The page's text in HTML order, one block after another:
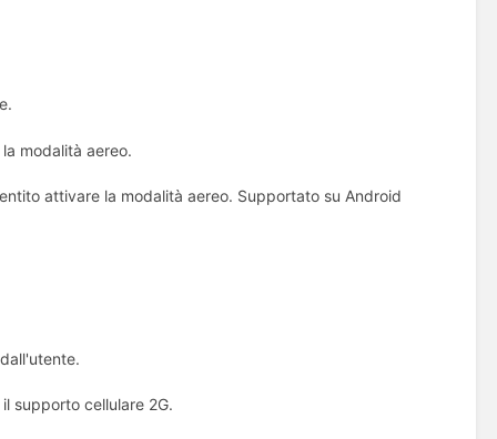
modalità aereo.
attivare la modalità aereo. Supportato su Android
supporto cellulare 2G.